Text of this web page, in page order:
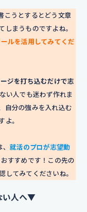
こうとするとどう文章
しまうものですよね。
ルを活用してみてくだ
ジを打ち込むだけで志
い人でも迷わず作れま
自分の強みを入れ込む
よ。
、就活のプロが志望動
すすめです！この先の
してみてくださいね。
い人へ▼